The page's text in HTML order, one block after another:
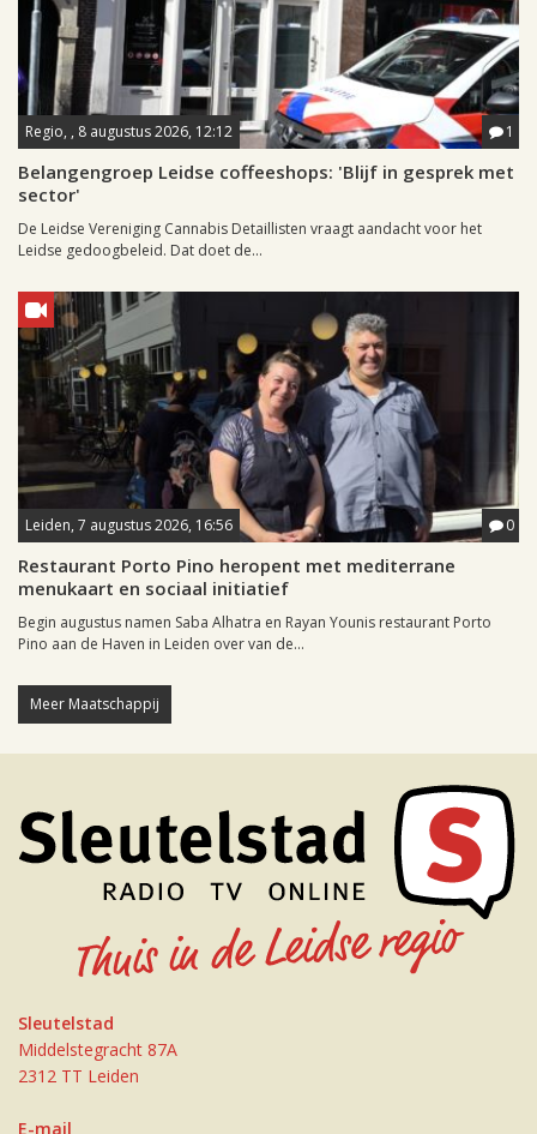
Regio, , 8 augustus 2026, 12:12 1
Belangengroep Leidse coffeeshops: 'Blijf in gesprek met
sector'
De Leidse Vereniging Cannabis Detaillisten vraagt aandacht voor het
Leidse gedoogbeleid. Dat doet de...
Leiden, 7 augustus 2026, 16:56 0
Restaurant Porto Pino heropent met mediterrane
menukaart en sociaal initiatief
Begin augustus namen Saba Alhatra en Rayan Younis restaurant Porto
Pino aan de Haven in Leiden over van de...
Meer Maatschappij
Sleutelstad
Middelstegracht 87A
2312 TT Leiden
E-mail